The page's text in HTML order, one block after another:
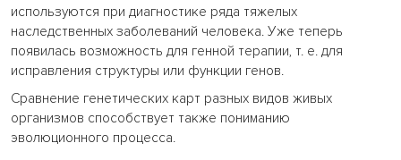
используются при диагностике ряда тяжелых
наследственных заболеваний человека. Уже теперь
появилась возможность для генной терапии, т. е. для
исправления структуры или функции генов.
Сравнение генетических карт разных видов живых
организмов способствует также пониманию
эволюционного процесса.